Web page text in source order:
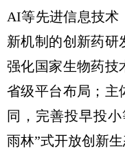
AI等先进信息技术
新机制的创新药研
强化国家生物药技
省级平台布局；主
同，完善投早投
雨林”式开放创新生